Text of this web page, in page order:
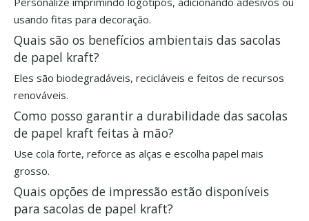
usando fitas para decoração.
Quais são os benefícios ambientais das sacolas
de papel kraft?
Eles são biodegradáveis, recicláveis ​​e feitos de recursos
renováveis.
Como posso garantir a durabilidade das sacolas
de papel kraft feitas à mão?
Use cola forte, reforce as alças e escolha papel mais
grosso.
Quais opções de impressão estão disponíveis
para sacolas de papel kraft?